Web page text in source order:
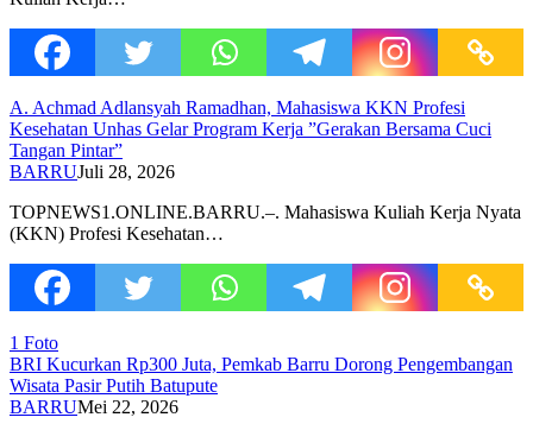
A. Achmad Adlansyah Ramadhan, Mahasiswa KKN Profesi
Kesehatan Unhas Gelar Program Kerja ”Gerakan Bersama Cuci
Tangan Pintar”
BARRUJuli 28, 2026
TOPNEWS1.ONLINE.BARRU.–. Mahasiswa Kuliah Kerja Nyata
(KKN) Profesi Kesehatan…
1 Foto
BRI Kucurkan Rp300 Juta, Pemkab Barru Dorong Pengembangan
Wisata Pasir Putih Batupute
BARRUMei 22, 2026